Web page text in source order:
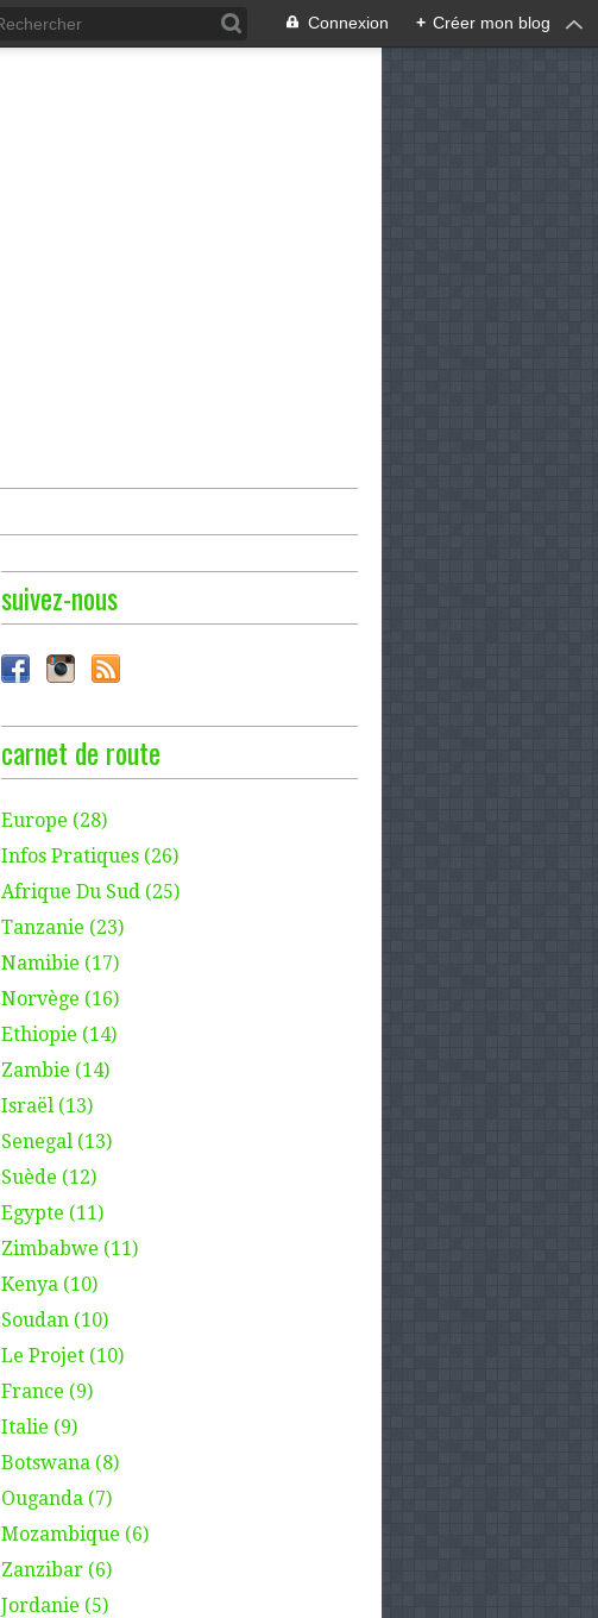
Connexion + Créer mon blog
suivez-nous
carnet de route
Europe (28)
Infos Pratiques (26)
Afrique Du Sud (25)
Tanzanie (23)
Namibie (17)
Norvège (16)
Ethiopie (14)
Zambie (14)
Israël (13)
Senegal (13)
Suède (12)
Egypte (11)
Zimbabwe (11)
Kenya (10)
Soudan (10)
Le Projet (10)
France (9)
Italie (9)
Botswana (8)
Ouganda (7)
Mozambique (6)
Zanzibar (6)
Jordanie (5)